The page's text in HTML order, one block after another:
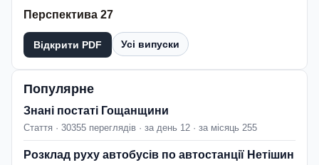
Перспектива 27
Відкрити PDF Усі випуски
Популярне
Знані постаті Гощанщини
Стаття · 30355 переглядів · за день 12 · за місяць 255
Розклад руху автобусів по автостанції Нетішин